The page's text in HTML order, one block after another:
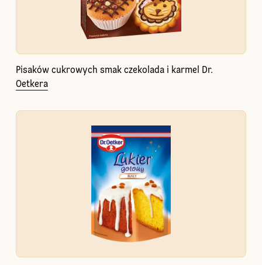
Pisaków cukrowych smak czekolada i karmel Dr.
Oetkera